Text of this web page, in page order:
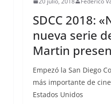
SDCC 2018:
nueva serie
Martin
Empezó la San Diego
más importante de
Estados Unidos